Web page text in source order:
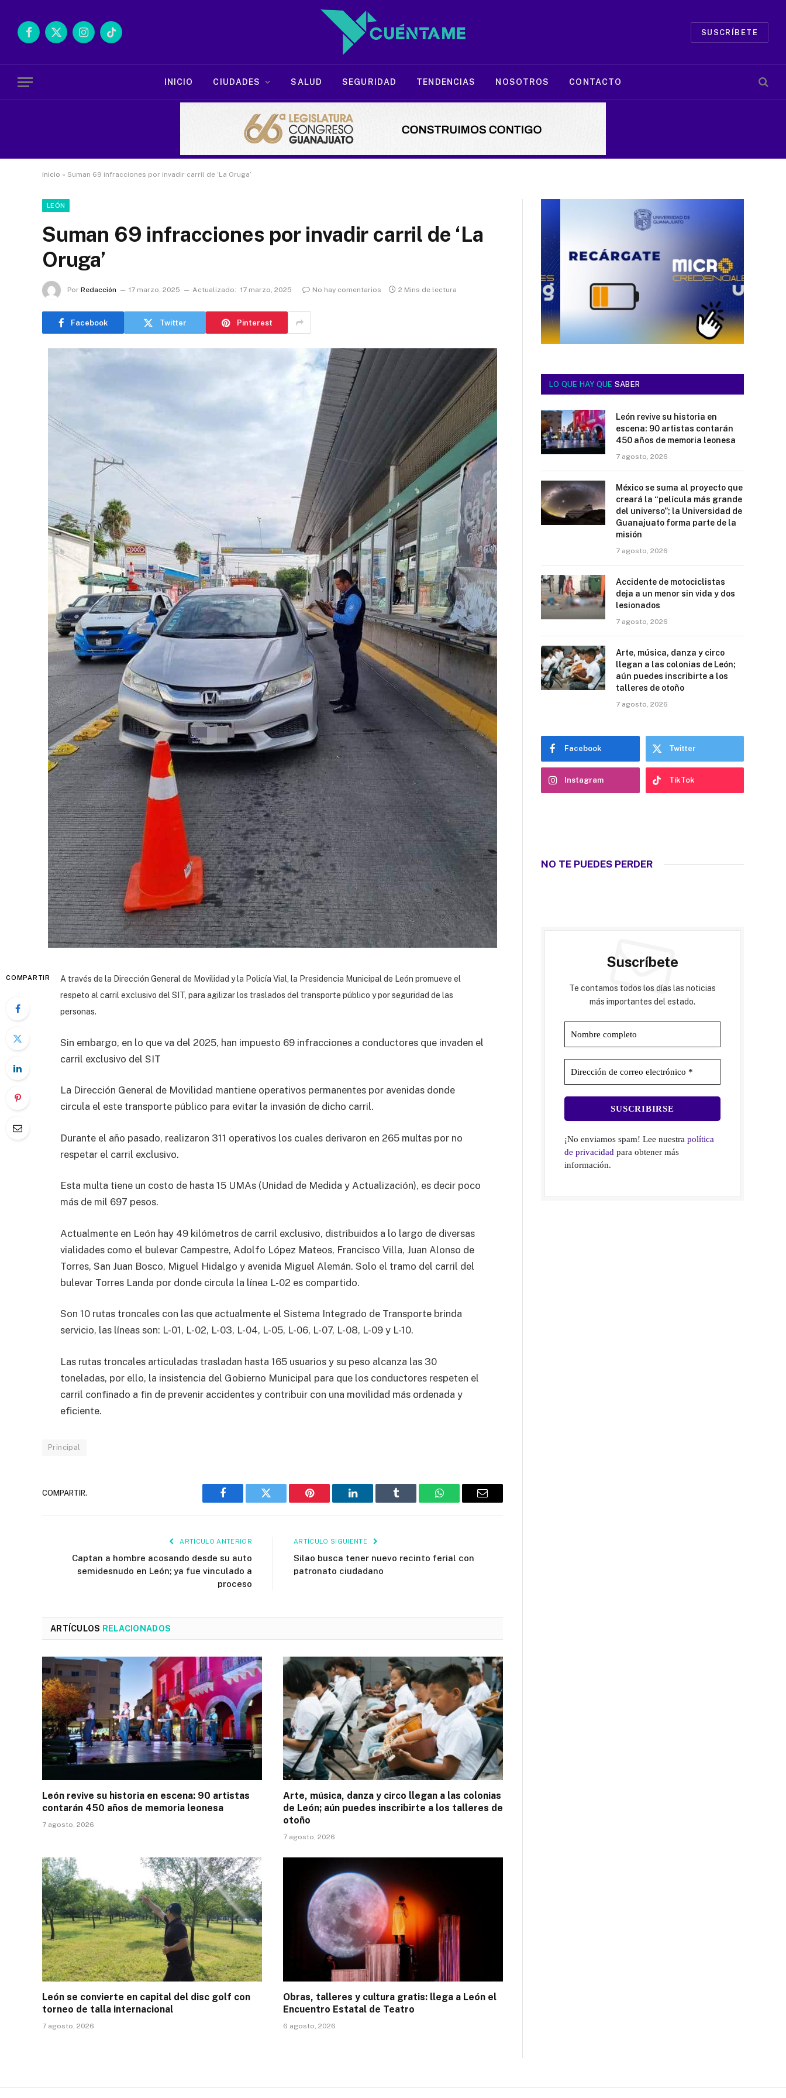
Facebook
X
InstagramTikTok
SUSCRÍBETE
INICIO CIUDADES SALUD SEGURIDAD TENDENCIAS NOSOTROS CONTACTO
Inicio » Suman 69 infracciones por invadir carril de ‘La Oruga’
LEÓN
Suman 69 infracciones por invadir carril de ‘La
Oruga’
Por Redacción 17 marzo, 2025 Actualizado: 17 marzo, 2025 No hay comentarios 2 Mins de lectura
Facebook Twitter Pinterest
COMPARTIR
A través de la Dirección General de Movilidad y la Policía Vial, la Presidencia Municipal de León promueve el
respeto al carril exclusivo del SIT, para agilizar los traslados del transporte público y por seguridad de las
personas.
Sin embargo, en lo que va del 2025, han impuesto 69 infracciones a conductores que invaden el
carril exclusivo del SIT
La Dirección General de Movilidad mantiene operativos permanentes por avenidas donde
circula el este transporte público para evitar la invasión de dicho carril.
Durante el año pasado, realizaron 311 operativos los cuales derivaron en 265 multas por no
respetar el carril exclusivo.
Esta multa tiene un costo de hasta 15 UMAs (Unidad de Medida y Actualización), es decir poco
más de mil 697 pesos.
Actualmente en León hay 49 kilómetros de carril exclusivo, distribuidos a lo largo de diversas
vialidades como el bulevar Campestre, Adolfo López Mateos, Francisco Villa, Juan Alonso de
Torres, San Juan Bosco, Miguel Hidalgo y avenida Miguel Alemán. Solo el tramo del carril del
bulevar Torres Landa por donde circula la línea L-02 es compartido.
Son 10 rutas troncales con las que actualmente el Sistema Integrado de Transporte brinda
servicio, las líneas son: L-01, L-02, L-03, L-04, L-05, L-06, L-07, L-08, L-09 y L-10.
Las rutas troncales articuladas trasladan hasta 165 usuarios y su peso alcanza las 30
toneladas, por ello, la insistencia del Gobierno Municipal para que los conductores respeten el
carril confinado a fin de prevenir accidentes y contribuir con una movilidad más ordenada y
eficiente.
Principal
COMPARTIR.
Facebook Twitter Pinterest LinkedIn Tumblr WhatsAppEmail
ARTÍCULO ANTERIOR
Captan a hombre acosando desde su auto
semidesnudo en León; ya fue vinculado a
proceso
ARTÍCULO SIGUIENTE
Silao busca tener nuevo recinto ferial con
patronato ciudadano
ARTÍCULOS RELACIONADOS
León revive su historia en escena: 90 artistas
contarán 450 años de memoria leonesa
7 agosto, 2026
Arte, música, danza y circo llegan a las colonias
de León; aún puedes inscribirte a los talleres de
otoño
7 agosto, 2026
León se convierte en capital del disc golf con
torneo de talla internacional
7 agosto, 2026
Obras, talleres y cultura gratis: llega a León el
Encuentro Estatal de Teatro
6 agosto, 2026
LO QUE HAY QUE SABER
León revive su historia en
escena: 90 artistas contarán
450 años de memoria leonesa
7 agosto, 2026
México se suma al proyecto que
creará la “película más grande
del universo”; la Universidad de
Guanajuato forma parte de la
misión
7 agosto, 2026
Accidente de motociclistas
deja a un menor sin vida y dos
lesionados
7 agosto, 2026
Arte, música, danza y circo
llegan a las colonias de León;
aún puedes inscribirte a los
talleres de otoño
7 agosto, 2026
Facebook Twitter
Instagram TikTok
NO TE PUEDES PERDER
Suscríbete
Te contamos todos los días las noticias
más importantes del estado.
¡No enviamos spam! Lee nuestrapolítica
de privacidad para obtener más
información.